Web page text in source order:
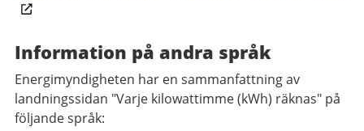
Information på andra språk
Energimyndigheten har en sammanfattning av
landningssidan "Varje kilowattimme (kWh) räknas" på
följande språk: